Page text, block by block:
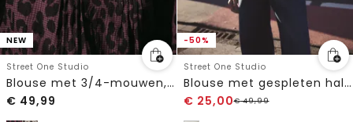
NEW
Street One Studio
Blouse met 3/4-mouwen, split in de hals en print
€ 49,99
-50%
Street One Studio
Blouse met gespleten hals en borduursel
€ 25,00€49,99